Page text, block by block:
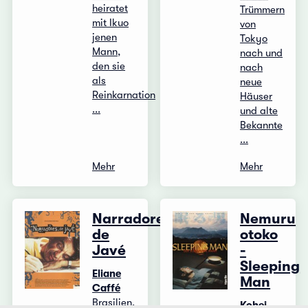
heiratet
mit Ikuo
jenen
Mann,
den sie
als
Reinkarnation
...
Mehr
Trümmern
von
Tokyo
nach und
nach
neue
Häuser
und alte
Bekannte
...
Mehr
Narradores
de
Javé
Eliane
Caffé
Brasilien,
Nemuru
otoko
-
Sleeping
Man
Kohei